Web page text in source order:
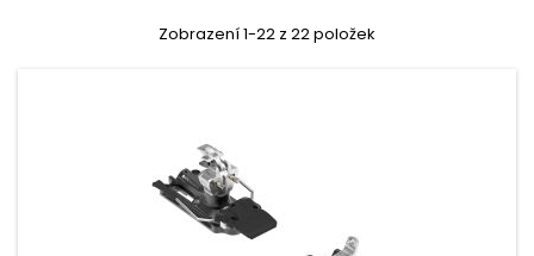
Zobrazení 1-22 z 22 položek